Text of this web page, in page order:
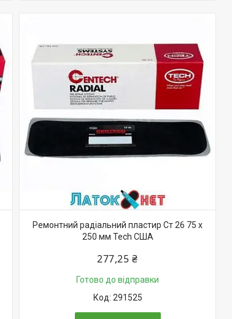
Ремонтний радіальний пластир Ст 26 75 х
250 мм Tech США
277,25 ₴
Готово до відправки
291525